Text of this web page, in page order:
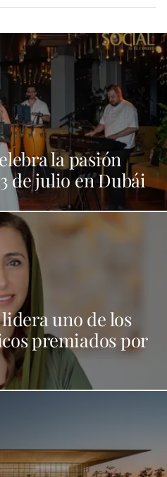
la pasión
de julio en Dubái
uno de los
premiados por